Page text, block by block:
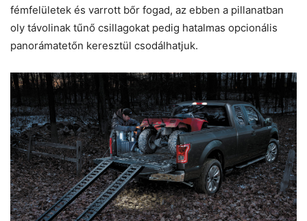
fémfelületek és varrott bőr fogad, az ebben a pillanatban
oly távolinak tűnő csillagokat pedig hatalmas opcionális
panorámatetőn keresztül csodálhatjuk.